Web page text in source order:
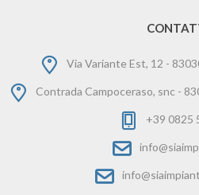
Via Variante Est, 12 -
Contrada Campoceraso, snc -
+39 0825